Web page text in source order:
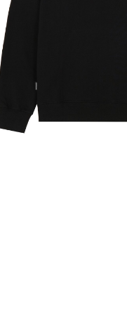
- € 7.50
- € 7.50